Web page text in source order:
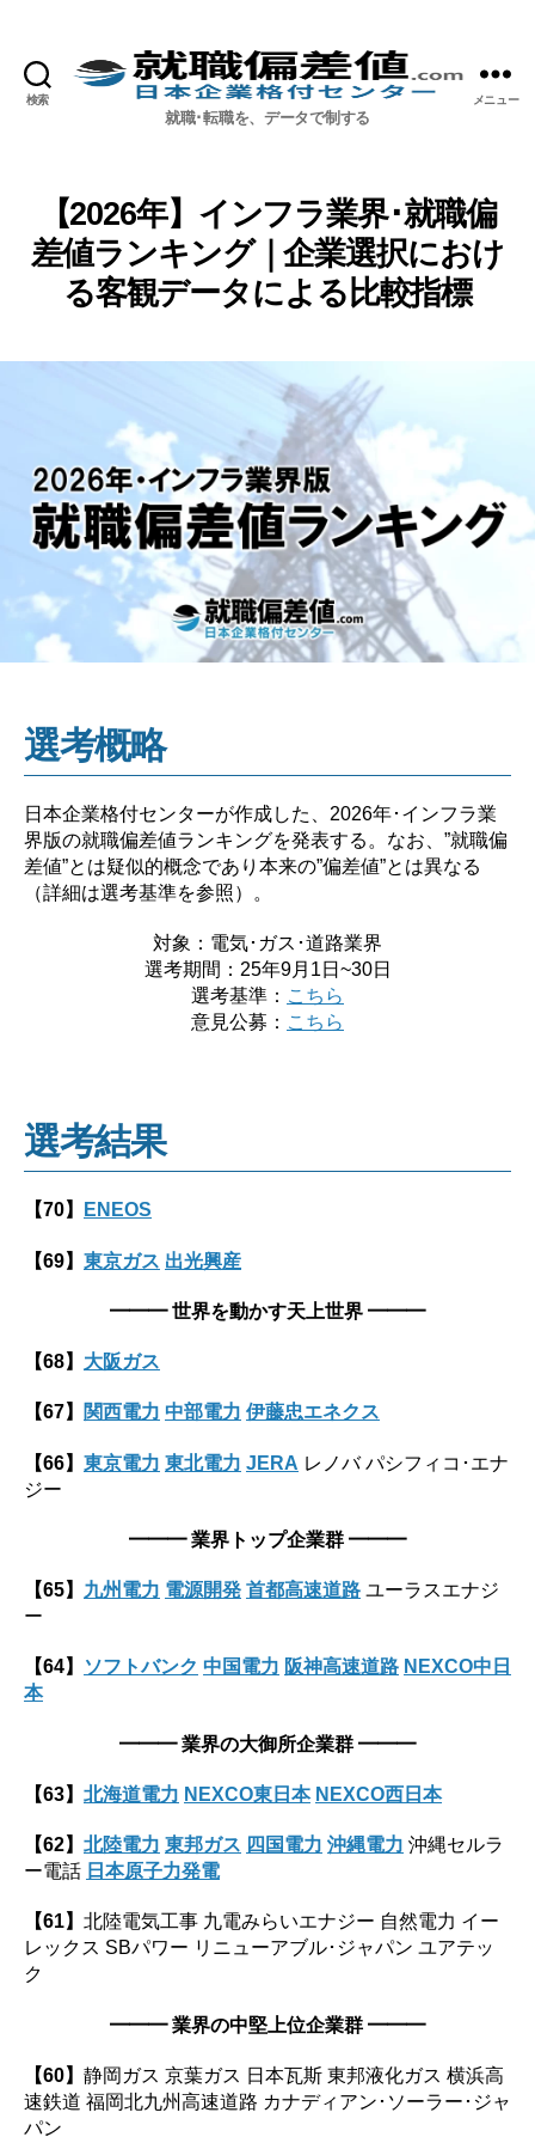
検索 就職偏差値.com【公式】
就職･転職を、データで制する
メニュー
【2026年】インフラ業界･就職偏
差値ランキング｜企業選択におけ
る客観データによる比較指標
選考概略
日本企業格付センターが作成した、2026年･インフラ業
界版の就職偏差値ランキングを発表する。なお、”就職偏
差値”とは疑似的概念であり本来の”偏差値”とは異なる
（詳細は選考基準を参照）。
対象：電気･ガス･道路業界
選考期間：25年9月1日~30日
選考基準： こちら
意見公募： こちら
選考結果
【70】 ENEOS
【69】 東京ガス 出光興産
━━━世界を動かす天上世界 ━━━
【68】 大阪ガス
【67】 関西電力 中部電力 伊藤忠エネクス
【66】 東京電力 東北電力 JERA レノバ パシフィコ･エナ
ジー
━━━ 業界トップ企業群 ━━━
【65】 九州電力 電源開発 首都高速道路 ユーラスエナジ
ー
【64】 ソフトバンク 中国電力 阪神高速道路 NEXCO中日
本
━━━ 業界の大御所企業群 ━━━
【63】 北海道電力 NEXCO東日本 NEXCO西日本
【62】 北陸電力 東邦ガス 四国電力 沖縄電力 沖縄セルラ
ー電話 日本原子力発電
【61】 北陸電気工事 九電みらいエナジー 自然電力 イー
レックス SBパワー リニューアブル･ジャパン ユアテッ
ク
━━━業界の中堅上位企業群 ━━━
【60】 静岡ガス 京葉ガス 日本瓦斯 東邦液化ガス 横浜高
速鉄道 福岡北九州高速道路 カナディアン･ソーラー･ジャ
パン